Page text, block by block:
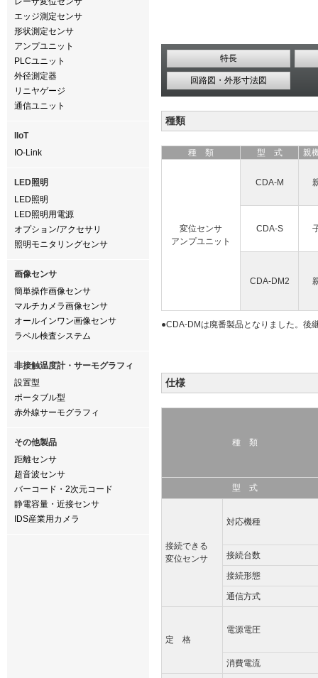
エッジ測定センサ
形状測定センサ
アンプユニット
PLCユニット
外径測定器
リニヤゲージ
通信ユニット
IIoT
IO-Link
LED照明
LED照明
LED照明用電源
オプション/アクセサリ
照明モニタリングセンサ
画像センサ
簡単操作画像センサ
マルチカメラ画像センサ
オールインワン画像センサ
ラベル検査システム
非接触温度計・サーモグラフィ
設置型
ポータブル型
赤外線サーモグラフィ
その他製品
距離センサ
超音波センサ
バーコード・2次元コード
静電容量・近接センサ
IDS産業用カメラ
特長
回路図・外形寸法図
種類
種 類 型 式 親
変位センサ
アンプユニット
CDA-M
CDA-S
CDA-DM2
●CDA-DMは廃番製品となりました。後
仕様
種 類
型 式
接続できる
変位センサ
対応機種
接続台数
接続形態
通信方式
定 格
電源電圧
消費電流